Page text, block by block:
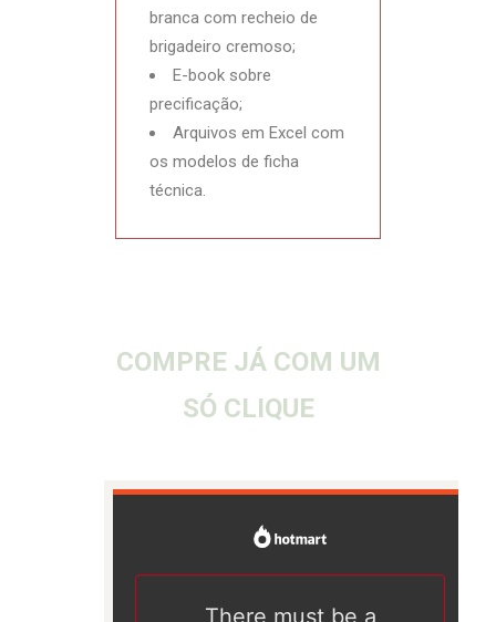
branca com recheio de
brigadeiro cremoso;
E-book sobre
precificação;
Arquivos em Excel com
os modelos de ficha
técnica.
COMPRE JÁ COM UM
SÓ CLIQUE